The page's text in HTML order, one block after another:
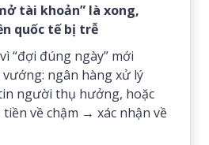
tài khoản” là xong,
quốc tế bị trễ
“đợi đúng ngày” mới
ngân hàng xử lý
người thụ hưởng, hoặc
về chậm → xác nhận về